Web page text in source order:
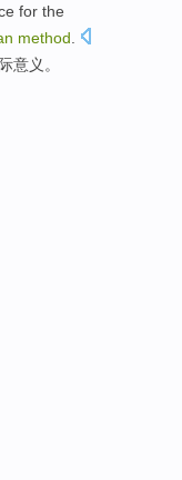
for the
method
意义 。